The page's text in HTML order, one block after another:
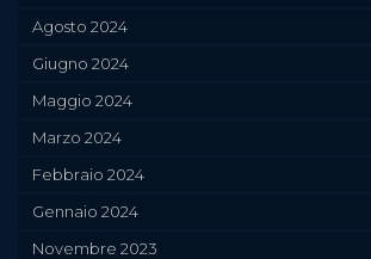
Agosto 2024
Giugno 2024
Maggio 2024
Marzo 2024
Febbraio 2024
Gennaio 2024
Novembre 2023